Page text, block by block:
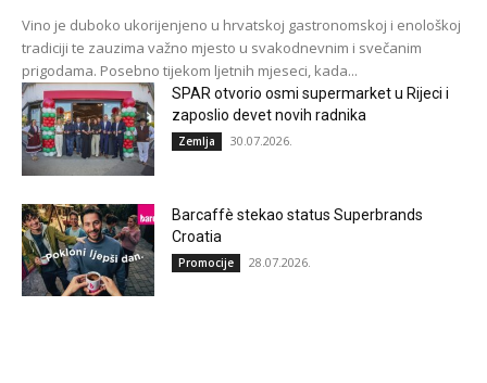
Vino je duboko ukorijenjeno u hrvatskoj gastronomskoj i enološkoj
tradiciji te zauzima važno mjesto u svakodnevnim i svečanim
prigodama. Posebno tijekom ljetnih mjeseci, kada...
SPAR otvorio osmi supermarket u Rijeci i
zaposlio devet novih radnika
Zemlja 30.07.2026.
Barcaffè stekao status Superbrands
Croatia
Promocije 28.07.2026.